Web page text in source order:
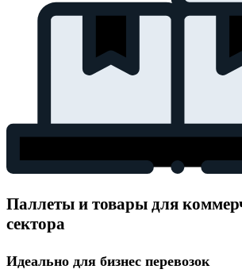
Паллеты и товары для
сектора
Идеально для бизнес перевозок